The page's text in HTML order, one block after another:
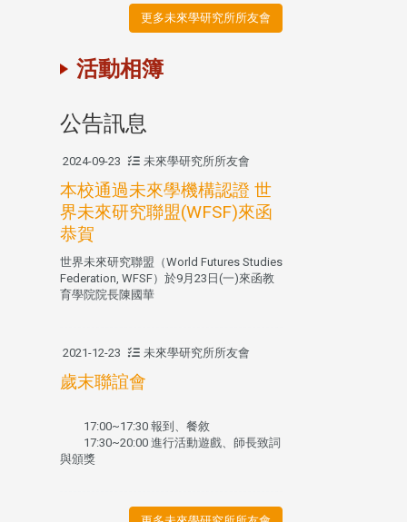
更多未來學研究所所友會
活動相簿
公告訊息
2024-09-23 未來學研究所所友會
本校通過未來學機構認證 世
界未來研究聯盟(WFSF)來函
恭賀
世界未來研究聯盟（World Futures Studies
Federation, WFSF）於9月23日(一)來函教
育學院院長陳國華
2021-12-23 未來學研究所所友會
歲末聯誼會
17:00~17:30 報到、餐敘
17:30~20:00 進行活動遊戲、師長致詞
與頒獎